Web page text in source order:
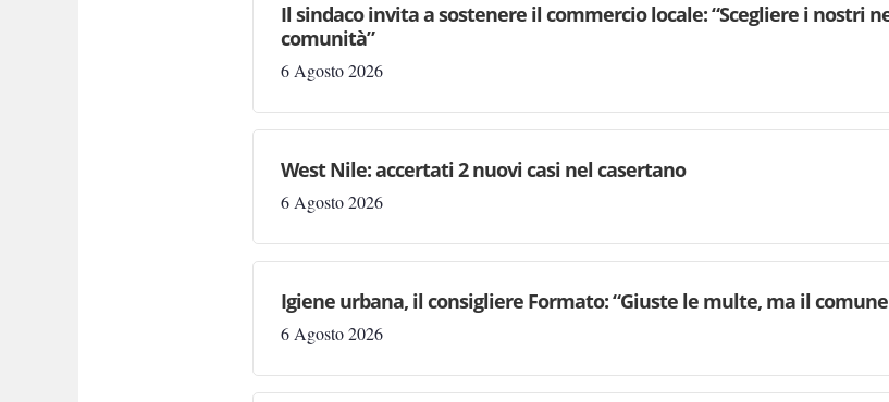
Il sindaco invita a sostenere il commercio locale: “Scegliere i nostri
comunità”
6 Agosto 2026
West Nile: accertati 2 nuovi casi nel casertano
6 Agosto 2026
Igiene urbana, il consigliere Formato: “Giuste le multe, ma il
6 Agosto 2026